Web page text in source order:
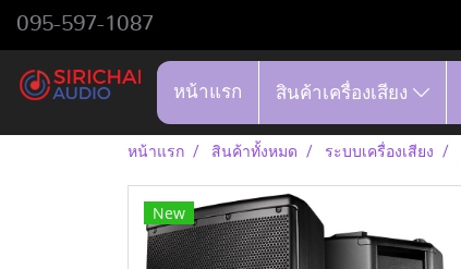
095-597-1087
หน้าแรก สินค้าเครื่องเสียง
หน้าแรก สินค้าทั้งหมด ระบบเครื่องเสียง
New